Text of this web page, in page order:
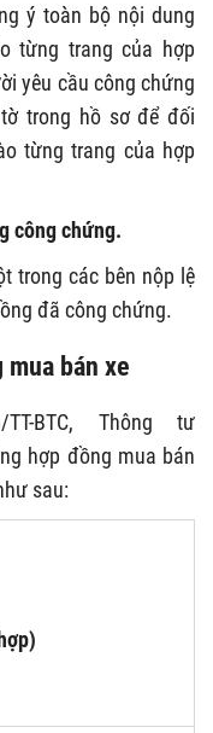
ý toàn bộ nội dung
từng trang của hợp
yêu cầu công chứng
trong hồ sơ để đối
từng trang của hợp
công chứng.
trong các bên nộp lệ
đã công chứng.
bán xe
BTC, Thông tư
hợp đồng mua bán
sau: